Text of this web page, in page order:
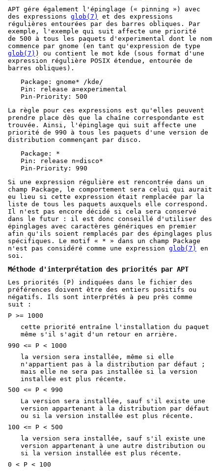
APT gére également l'épinglage (« pinning ») avec
des expressions glob(7)
et des expressions
régulières entourées par des barres obliques. Par
exemple, l'exemple qui suit affecte une priorité
de 500 à tous les paquets d'experimental dont le nom
commence par gnome (en tant qu'expression de type
glob(7) ) ou contient le mot kde (sous format d'une
expression régulière POSIX étendue, entourée de
barres obliques).
Package: gnome* /kde/
Pin: release a=experimental
Pin-Priority: 500
La règle pour ces expressions est qu'elles peuvent
prendre place dès que la chaîne correspondante est
trouvée. Ainsi, l'épinglage qui suit affecte une
priorité de 990 à tous les paquets d'une version de
distribution commençant par disco.
Package: *
Pin: release n=disco*
Pin-Priority: 990
Si une expression régulière est rencontrée dans un
champ Package, le comportement sera celui qui aurait
eu lieu si cette expression était remplacée par la
liste de tous les paquets auxquels elle correspond.
Il n'est pas encore décidé si cela sera conservé
dans le futur : il est donc conseillé d'utiliser des
épinglages avec caractères génériques en premier
afin qu'ils soient remplacés par des épinglages plus
spécifiques. Le motif « * » dans un champ Package
n'est pas considéré comme une expression glob(7)
en
soi.
Méthode d'interprétation des priorités par APT
Les priorités (P) indiquées dans le fichier des
préférences doivent être des entiers positifs ou
négatifs. Ils sont interprétés à peu près comme
suit :
P >= 1000
cette priorité entraîne l'installation du paquet
même s'il s'agit d'un retour en arrière.
990 <= P < 1000
la version sera installée, même si elle
n'appartient pas à la distribution par défaut ;
mais elle ne sera pas installée si la version
installée est plus récente.
500 <= P < 990
La version sera installée, sauf s'il existe une
version appartenant à la distribution par défaut
ou si la version installée est plus récente.
100 <= P < 500
la version sera installée, sauf s'il existe une
version appartenant à une autre distribution ou
si la version installée est plus récente.
0 < P < 100